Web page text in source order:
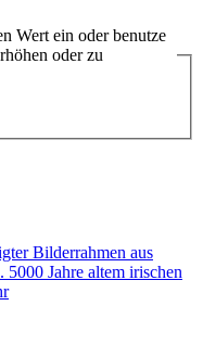
Wert ein oder benutze
oder zu
Bilderrahmen aus
Jahre altem irischen